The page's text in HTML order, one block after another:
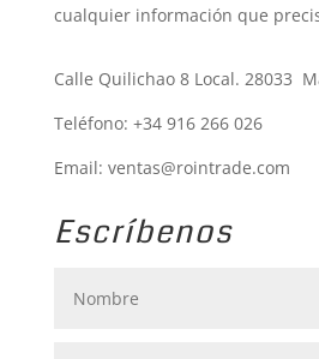
cualquier información que
Calle Quilichao 8 Local. 28033
Teléfono: +34 916 266 026
Email: ventas@rointrade.com
Escríbenos